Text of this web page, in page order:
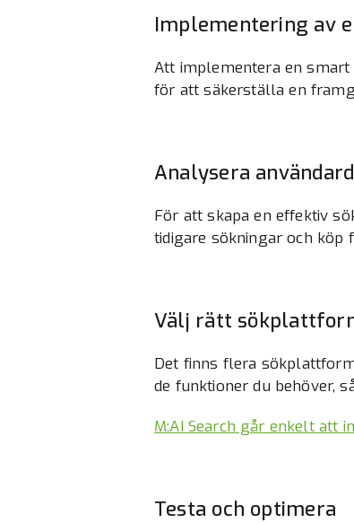
Implementering av
Att implementera en
för att säkerställa en
Analysera
För att skapa en effektiv
tidigare sökningar och köp
Välj rätt
Det finns flera
de funktioner du behöver,
M:AI Search går enkelt att
Testa och optimera